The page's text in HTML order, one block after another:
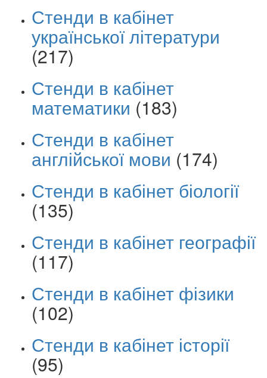
Стенди в кабінет
української літератури
(217)
Стенди в кабінет
математики (183)
Стенди в кабінет
англійської мови (174)
Стенди в кабінет біології
(135)
Стенди в кабінет географії
(117)
Стенди в кабінет фізики
(102)
Стенди в кабінет історії
(95)